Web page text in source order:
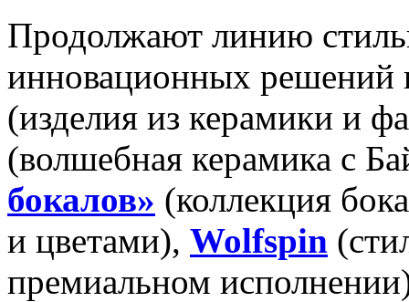
Продолжают линию
инновационных
(изделия из керамики и
(волшебная керамика с
бокалов» (коллекция
и цветами), Wolfspin
премиальном